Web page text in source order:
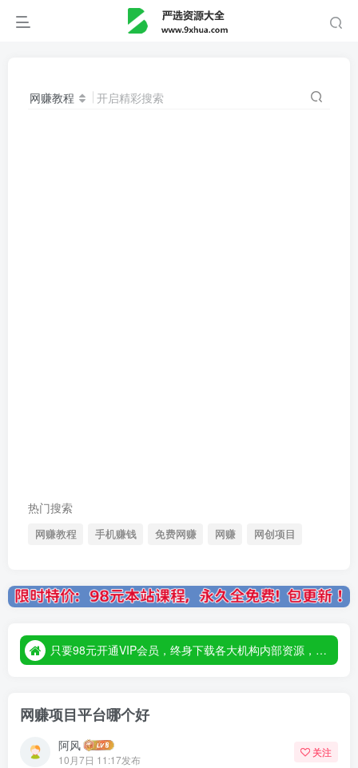
网赚教程 开启精彩搜索
热门搜索
网赚教程 手机赚钱 免费网赚 网赚 网创项目
只要98元开通VIP会员，终身下载各大机构内部资源，一站式草根创业基地，最新最强网赚教程大全，小投入，大回报！
只要98元开通VIP会员，终身下载各大机构内部资源，一站式草根创业基地，最新最强网赚教程大全，小投入，大回报！
网赚项目平台哪个好
阿风
10月7日 11:17发布
关注